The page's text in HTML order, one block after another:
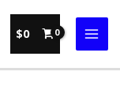
$0